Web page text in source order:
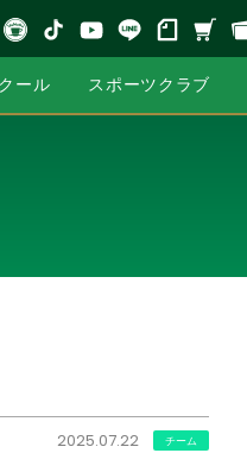
ール スポーツクラブ
2025.07.22 チーム